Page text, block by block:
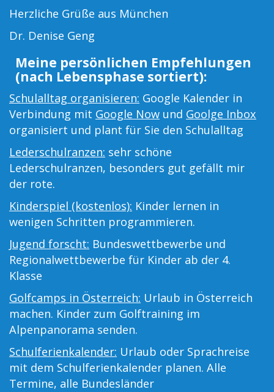
Herzliche Grüße aus München
Dr. Denise Geng
Meine persönlichen Empfehlungen
(nach Lebensphase sortiert):
Schulalltag organisieren: Google Kalender in
Verbindung mit Google Now und Goolge Inbox
organisiert und plant für Sie den Schulalltag
Lederschulranzen: sehr schöne
Lederschulranzen, besonders gut gefällt mir
der rote.
Kinderspiel (kostenlos): Kinder lernen in
wenigen Schritten programmieren.
Jugend forscht: Bundeswettbewerbe und
Regionalwettbewerbe für Kinder ab der 4.
Klasse
Golfcamps in Österreich: Urlaub in Österreich
machen. Kinder zum Golftraining im
Alpenpanorama senden.
Schulferienkalender: Urlaub oder Sprachreise
mit dem Schulferienkalender planen. Alle
Termine, alle Bundesländer